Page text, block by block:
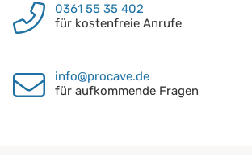
0361 55 35 402
für kostenfreie Anrufe
info@procave.de
für aufkommende Fragen